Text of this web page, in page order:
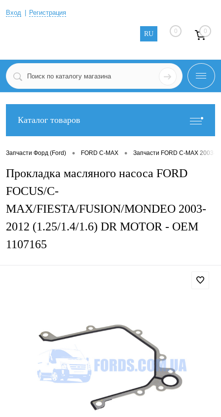
Вход Регистрация
RU 0 0
Каталог товаров
Запчасти Форд (Ford) • FORD C-MAX • Запчасти FORD C-MAX 2003-
Прокладка масляного насоса FORD
FOCUS/C-
MAX/FIESTA/FUSION/MONDEO 2003-
2012 (1.25/1.4/1.6) DR MOTOR - OEM
1107165